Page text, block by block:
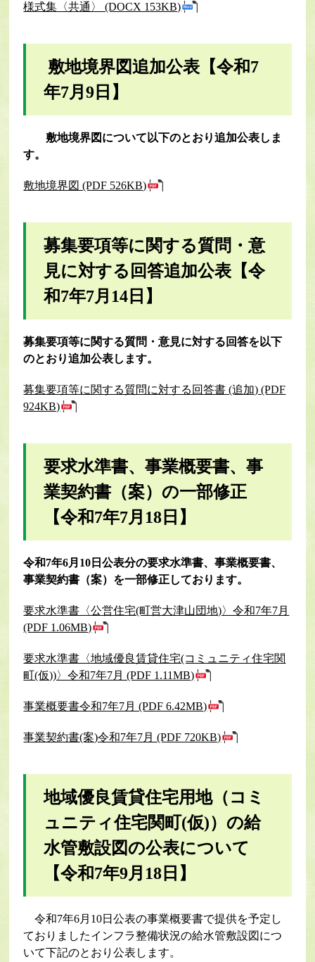
様式集〈共通〉 (DOCX 153KB)
敷地境界図追加公表【令和7
年7月9日】
敷地境界図について以下のとおり追加公表しま
す。
敷地境界図 (PDF 526KB)
募集要項等に関する質問・意
見に対する回答追加公表【令
和7年7月14日】
募集要項等に関する質問・意見に対する回答を以下
のとおり追加公表します。
募集要項等に関する質問に対する回答書 (追加) (PDF
924KB)
要求水準書、事業概要書、事
業契約書（案）の一部修正
【令和7年7月18日】
令和7年6月10日公表分の要求水準書、事業概要書、
事業契約書（案）を一部修正しております。
要求水準書〈公営住宅(町営大津山団地)〉令和7年7月
(PDF 1.06MB)
要求水準書〈地域優良賃貸住宅(コミュニティ住宅関
町(仮))〉令和7年7月 (PDF 1.11MB)
事業概要書令和7年7月 (PDF 6.42MB)
事業契約書(案)令和7年7月 (PDF 720KB)
地域優良賃貸住宅用地（コミ
ュニティ住宅関町(仮)）の給
水管敷設図の公表について
【令和7年9月18日】
令和7年6月10日公表の事業概要書で提供を予定し
ておりましたインフラ整備状況の給水管敷設図につ
いて下記のとおり公表します。